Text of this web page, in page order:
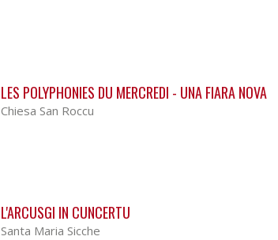
LES POLYPHONIES DU MERCREDI - UNA FIARA NOVA
Chiesa San Roccu
L'ARCUSGI IN CUNCERTU
Santa Maria Sicche